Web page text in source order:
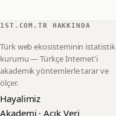
1ST.COM.TR HAKKINDA
Türk web ekosisteminin istatistik
kurumu — Türkçe İnternet'i
akademik yöntemlerle tarar ve
ölçer.
Hayalimiz
Akademi · Açık Veri